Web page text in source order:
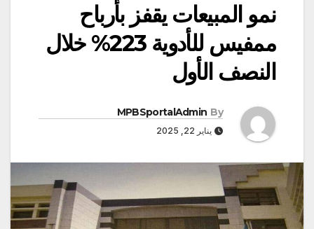
نمو المبيعات يقفز بأرباح
ممفيس للأدوية 223% خلال
النصف الأول
By
MPBSportalAdmin
يناير 22, 2025